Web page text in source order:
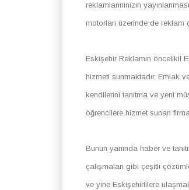
reklamlarınınızın
motorları üzerinde de reklam
Eskişehir Reklamın öncelikil
hizmeti sunmaktadır. Emlak
kendilerini tanıtma ve yeni
öğrencilere hizmet sunan
Bunun yanında haber ve
çalışmaları gibi çeşitli
ve yine Eskişehirlilere